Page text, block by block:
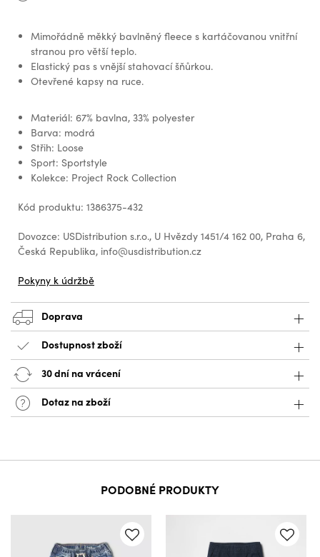
Mimořádně měkký bavlněný fleece s kartáčovanou vnitřní
stranou pro větší teplo.
Elastický pas s vnější stahovací šňůrkou.
Otevřené kapsy na ruce.
Materiál: 67% bavlna, 33% polyester
Barva: modrá
Střih: Loose
Sport: Sportstyle
Kolekce: Project Rock Collection
Kód produktu: 1386375-432
Dovozce: USDistribution s.r.o., U Hvězdy 1451/4 162 00, Praha 6,
Česká Republika, info@usdistribution.cz
Pokyny k údržbě
Doprava
Dostupnost zboží
30 dní na vrácení
Dotaz na zboží
PODOBNÉ PRODUKTY